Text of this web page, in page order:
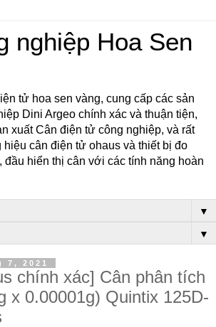
nghiệp Hoa Sen
tử hoa sen vàng, cung cấp các sản
Dini Argeo chính xác và thuận tiện,
xuất Cân điện tử công nghiệp, và rất
cân điện tử ohaus và thiết bị đo
đầu hiển thị cân với các tính năng hoàn
▼
▼
7, 2021
chính xác] Cân phân tích
x 0.00001g) Quintix 125D-